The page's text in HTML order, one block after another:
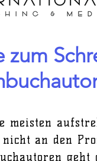
zum
meisten
an den
geht